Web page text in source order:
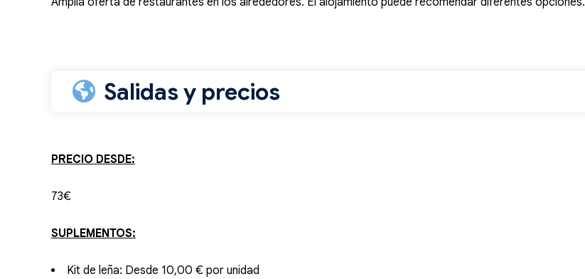
Salidas y precios
PRECIO DESDE:
73€
SUPLEMENTOS:
Kit de leña: Desde 10,00 € por unidad